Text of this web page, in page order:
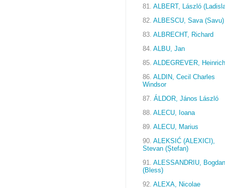
81. ALBERT, László
82. ALBESCU, Sava (Savu)
83. ALBRECHT, Richard
84. ALBU, Jan
85. ALDEGREVER, Heinrich
86. ALDIN, Cecil Charles
Windsor
87. ÁLDOR, János László
88. ALECU, Ioana
89. ALECU, Marius
90. ALEKSIĆ (ALEXICI),
Stevan (Ștefan)
91. ALESSANDRIU, Bogdan
(Bless)
92. ALEXA, Nicolae